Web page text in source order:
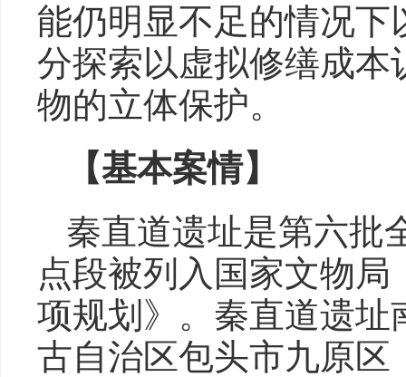
能仍明显不足的情况
分探索以虚拟修缮成
物的立体保护。
【基本案情】
秦直道遗址是第六批
点段被列入国家文物局
项规划》。秦直道遗
古自治区包头市九原区